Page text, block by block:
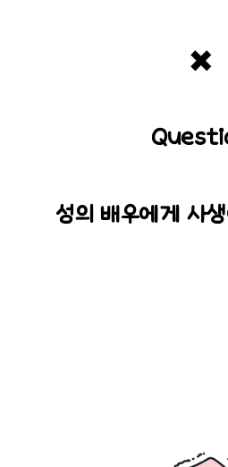
✖️
성의 배우에게 사